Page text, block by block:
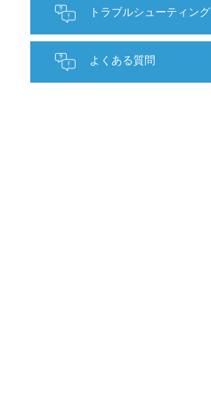
トラブルシューティング
よくある質問